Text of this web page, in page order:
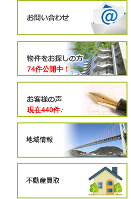
74件公開中！
現在440件♪